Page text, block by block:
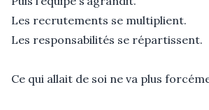
Les recrutements se multiplient.
Les responsabilités se répartissent.
Ce qui allait de soi ne va plus